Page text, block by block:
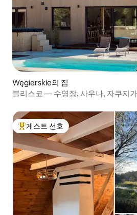
Węgierskie의 집
블리스코 — 수영장, 사우나, 자쿠지
상위 게스트 선호
게스트 선호